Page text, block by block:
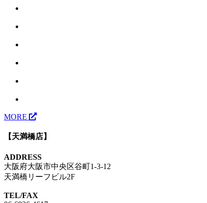
MORE
【天満橋店】
ADDRESS
大阪府大阪市中央区谷町1-3-12
天満橋リーフビル2F
TEL/FAX